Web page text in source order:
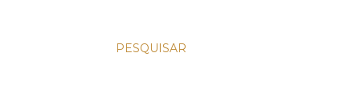
PESQUISAR